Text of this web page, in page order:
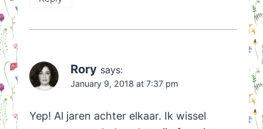
Rory says:
January 9, 2018 at 7:37 pm
Yep! Al jaren achter elkaar. Ik wissel